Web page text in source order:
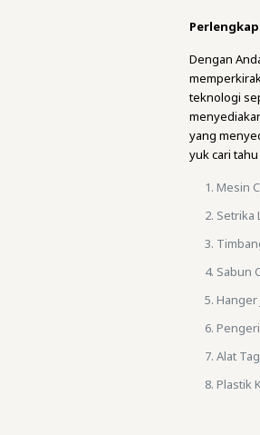
Dengan
teknologi
yang
yuk cari
Mesin
Setrika
Sabun
Hanger
Alat
Plastik